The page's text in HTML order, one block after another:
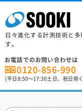
日々進化する計測技術と
す。
お電話でのお問い合わせは
0120-856-990
(平日8:50～17:30土日、祝日除